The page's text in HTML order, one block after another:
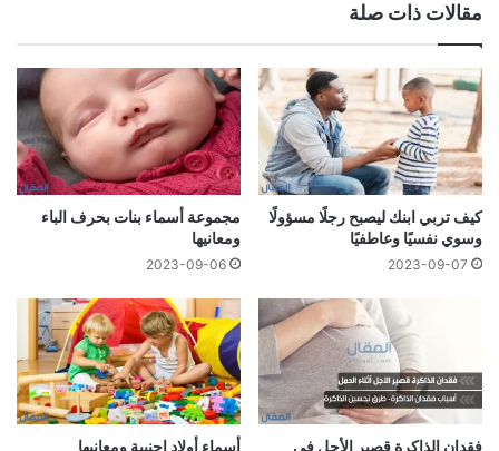
مقالات ذات صلة
كيف تربي ابنك ليصبح رجلًا مسؤولًا
وسوي نفسيًا وعاطفيًا
2023-09-07
مجموعة أسماء بنات بحرف الباء
ومعانيها
2023-09-06
فقدان الذاكرة قصير الأجل في
أسماء أولاد اجنبية ومعانيها